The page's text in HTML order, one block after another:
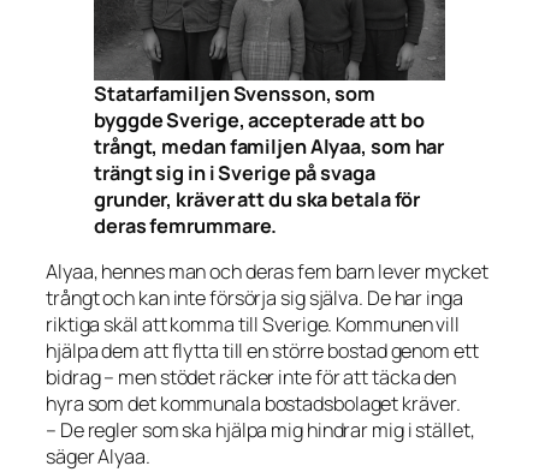
Statarfamiljen Svensson, som
byggde Sverige, accepterade att bo
trångt, medan familjen Alyaa, som har
trängt sig in i Sverige på svaga
grunder, kräver att du ska betala för
deras femrummare.
Alyaa, hennes man och deras fem barn lever mycket
trångt och kan inte försörja sig själva. De har inga
riktiga skäl att komma till Sverige. Kommunen vill
hjälpa dem att flytta till en större bostad genom ett
bidrag – men stödet räcker inte för att täcka den
hyra som det kommunala bostadsbolaget kräver.
– De regler som ska hjälpa mig hindrar mig i stället,
säger Alyaa.